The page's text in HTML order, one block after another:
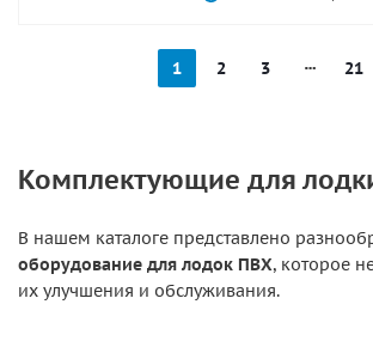
1 2 3 21
Комплектующие для
В нашем каталоге представлено
оборудование для лодок ПВХ, которое
их улучшения и обслуживания.